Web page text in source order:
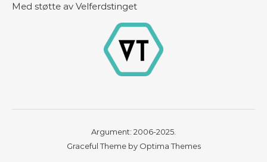
Med støtte av Velferdstinget
Argument: 2006-2025.
Graceful Theme by Optima Themes